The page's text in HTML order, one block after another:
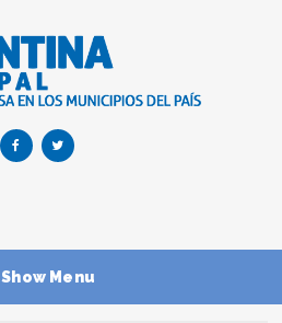
Show Menu